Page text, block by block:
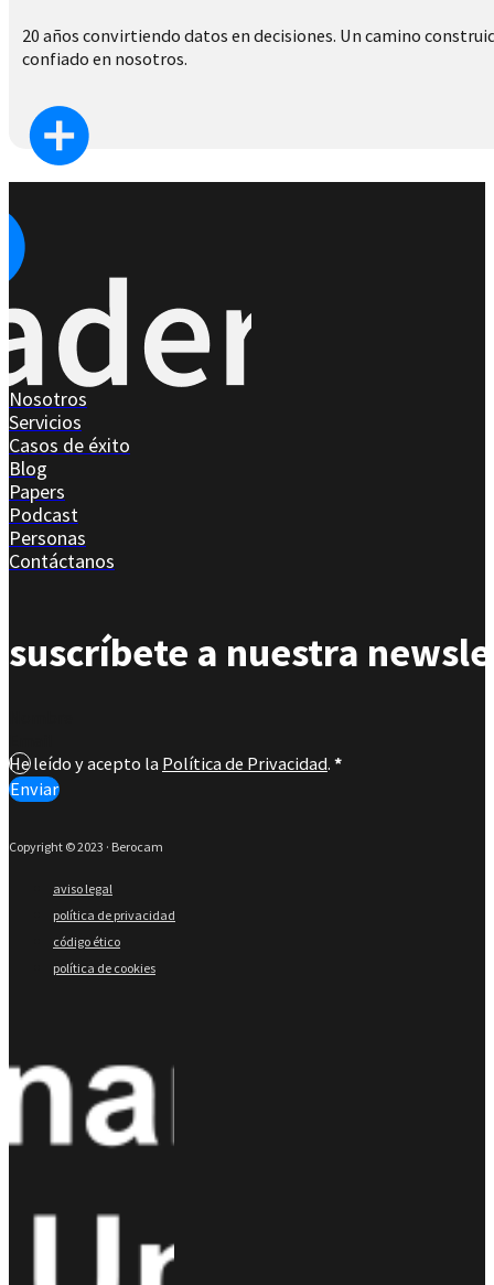
20 años convirtiendo datos en decisiones. Un camino
confiado en nosotros.
Nosotros
Servicios
Casos de éxito
Blog
Papers
Podcast
Personas
Contáctanos
suscríbete a nuestra
He leído y acepto la Política de Privacidad. *
Enviar
Copyright © 2023 · Berocam
aviso legal
política de privacidad
código ético
política de cookies